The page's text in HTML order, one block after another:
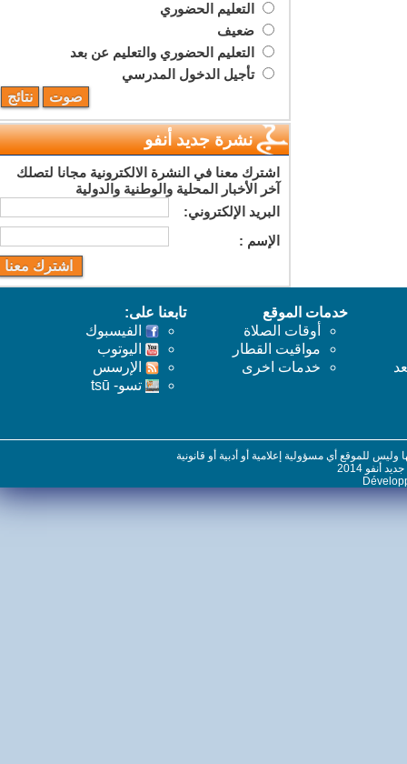
التعليم الحضوري
ضعيف
التعليم الحضوري والتعليم عن بعد
تأجيل الدخول المدرسي
نشرة جديد أنفو
اشترك معنا في النشرة الالكترونية مجانا لتصلك
آخر الأخبار المحلية والوطنية والدولية
البريد اﻹلكتروني:
اﻹسم :
خدمات الموقع
أوقات الصلاة
مواقيت القطار
خدمات اخرى
تابعنا على:
الفيسبوك
اليوتوب
اﻹرسس
تسو- tsū
للموقع أي مسؤولية إعلامية أو أدبية أو قانونية
2014